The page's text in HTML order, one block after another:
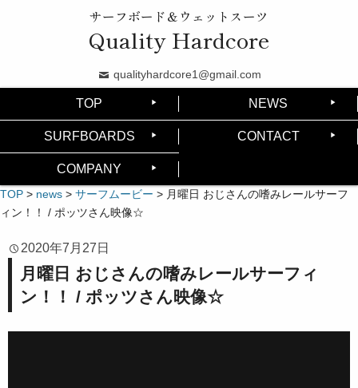
サーフボード＆ウェットスーツ
Quality Hardcore
qualityhardcore1@gmail.com
TOP NEWS
SURFBOARDS CONTACT
COMPANY
TOP > news > サーフムービー > 月曜日 おじさんの嗜みレールサーフ
ィン！！ / ポッツさん映像☆
2020年7月27日
月曜日 おじさんの嗜みレールサーフィ
ン！！ / ポッツさん映像☆